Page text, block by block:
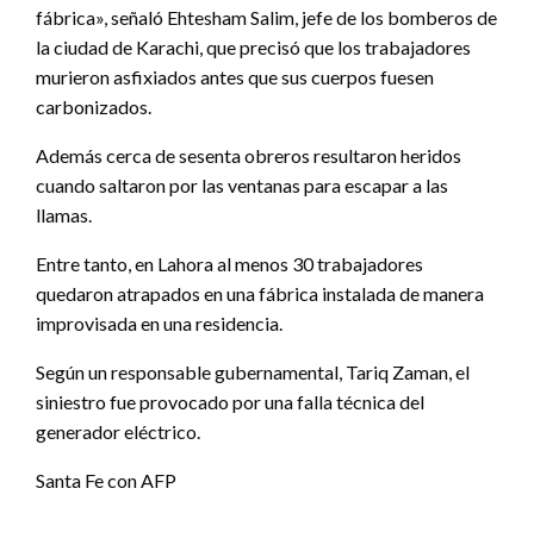
fábrica», señaló Ehtesham Salim, jefe de los bomberos de
la ciudad de Karachi, que precisó que los trabajadores
murieron asfixiados antes que sus cuerpos fuesen
carbonizados.
Además cerca de sesenta obreros resultaron heridos
cuando saltaron por las ventanas para escapar a las
llamas.
Entre tanto, en Lahora al menos 30 trabajadores
quedaron atrapados en una fábrica instalada de manera
improvisada en una residencia.
Según un responsable gubernamental, Tariq Zaman, el
siniestro fue provocado por una falla técnica del
generador eléctrico.
Santa Fe con AFP